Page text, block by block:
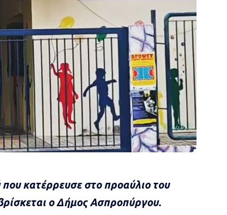
που κατέρρευσε στο προαύλιο του
ο Δήμος Ασπροπύργου.